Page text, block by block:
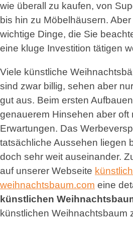
wie überall zu kaufen, von
bis hin zu Möbelhäusern.
wichtige Dinge, die Sie
eine kluge Investition tätigen
Viele künstliche
sind zwar billig, sehen aber
gut aus. Beim ersten
genauerem Hinsehen aber oft
Erwartungen. Das
tatsächliche Aussehen liegen
doch sehr weit auseinander.
auf unserer Webseite
weihnachtsbaum.com eine
künstlichen
künstlichen Weihnachtsbaum